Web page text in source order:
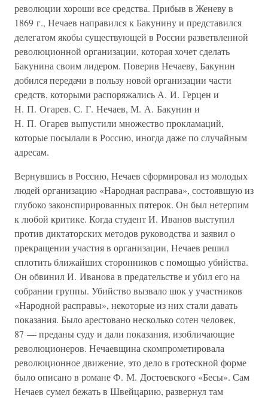
революции хороши все средства. Прибыв в Женеву в
1869 г., Нечаев направился к Бакунину и представился
делегатом якобы существующей в России разветвленной
революционной организации, которая хочет сделать
Бакунина своим лидером. Поверив Нечаеву, Бакунин
добился передачи в пользу новой организации части
средств, которыми распоряжались А. И. Герцен и
Н. П. Огарев. С. Г. Нечаев, М. А. Бакунин и
Н. П. Огарев выпустили множество прокламаций,
которые посылали в Россию, иногда даже по случайным
адресам.
Вернувшись в Россию, Нечаев сформировал из молодых
людей организацию «Народная расправа», состоявшую из
глубоко законспирированных пятерок. Он был нетерпим
к любой критике. Когда студент И. Иванов выступил
против диктаторских методов руководства и заявил о
прекращении участия в организации, Нечаев решил
сплотить ближайших сторонников с помощью убийства.
Он обвинил И. Иванова в предательстве и убил его на
собрании группы. Убийство вызвало шок у участников
«Народной расправы», некоторые из них стали давать
показания. Было арестовано несколько сотен человек,
87 — преданы суду и дали показания, изобличающие
революционеров. Нечаевщина скомпрометировала
революционное движение, это дело в гротескной форме
было описано в романе Ф. М. Достоевского «Бесы». Сам
Нечаев сумел бежать в Швейцарию, развернул там